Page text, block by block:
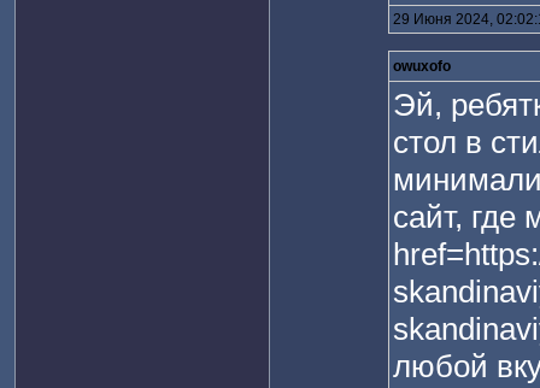
29 Июня 2024,
owuxofo
Эй,
стол в
сайт, где
любой